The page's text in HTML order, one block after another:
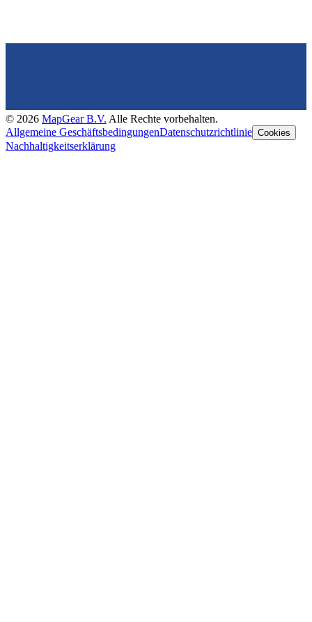
© 2026 MapGear B.V. Alle Rechte vorbehalten.
Allgemeine GeschäftsbedingungenDatenschutzrichtlinie Cookies
Nachhaltigkeitserklärung